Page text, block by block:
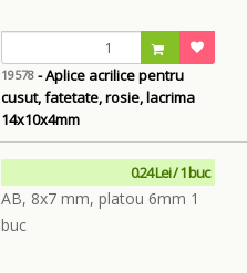
19578- Aplice acrilice pentru
cusut, fatetate, rosie, lacrima
14x10x4mm
0.24 Lei / 1 buc